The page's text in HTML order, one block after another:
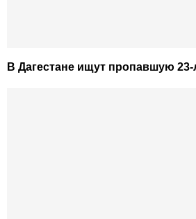
В Дагестане ищут пропавшую